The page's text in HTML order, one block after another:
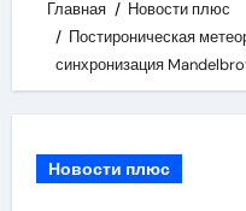
Главная
Новости плюс
Постироническая
синхронизация
Новости плюс